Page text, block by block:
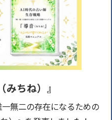
ちね）』
無二の存在になるための